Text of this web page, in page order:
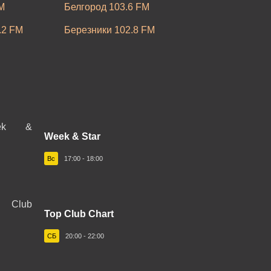
Белгород 103.6 FM
FM Березники 102.8 FM
FM
Ейск 91.3 FM
Week & Star
Вс 17:00 - 18:00
Top Club Chart
СБ 20:00 - 22:00